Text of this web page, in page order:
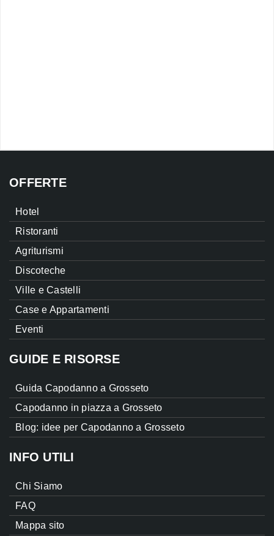
OFFERTE
Hotel
Ristoranti
Agriturismi
Discoteche
Ville e Castelli
Case e Appartamenti
Eventi
GUIDE E RISORSE
Guida Capodanno a Grosseto
Capodanno in piazza a Grosseto
Blog: idee per Capodanno a Grosseto
INFO UTILI
Chi Siamo
FAQ
Mappa sito